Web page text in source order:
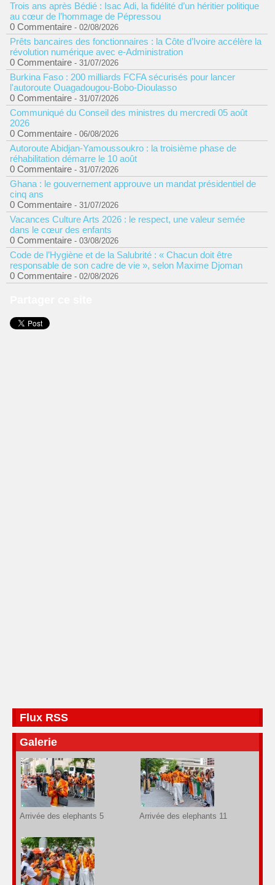
Trois ans après Bédié : Isac Adi, la fidélité d’un héritier politique
au cœur de l’hommage de Pépressou
0 Commentaire - 02/08/2026
Prêts bancaires des fonctionnaires : la Côte d’Ivoire accélère la
révolution numérique avec e-Administration
0 Commentaire - 31/07/2026
Burkina Faso : 200 milliards FCFA sécurisés pour lancer
l'autoroute Ouagadougou-Bobo-Dioulasso
0 Commentaire - 31/07/2026
Communiqué du Conseil des ministres du mercredi 05 août
2026
0 Commentaire - 06/08/2026
Autoroute Abidjan-Yamoussoukro : la troisième phase de
réhabilitation démarre le 10 août
0 Commentaire - 31/07/2026
Ghana : le gouvernement approuve un mandat présidentiel de
cinq ans
0 Commentaire - 31/07/2026
Vacances Culture Arts 2026 : le respect, une valeur semée
dans le cœur des enfants
0 Commentaire - 03/08/2026
Code de l’Hygiène et de la Salubrité : « Chacun doit être
responsable de son cadre de vie », selon Maxime Djoman
0 Commentaire - 02/08/2026
Flux RSS
Galerie
Arrivée des elephants 5 Arrivée des elephants 11